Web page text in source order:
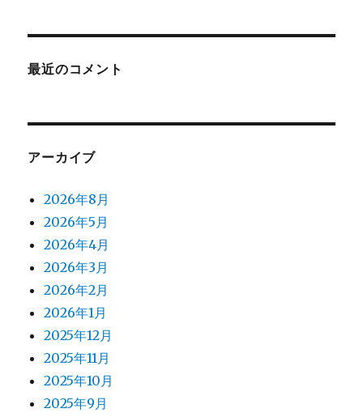
最近のコメント
アーカイブ
2026年8月
2026年5月
2026年4月
2026年3月
2026年2月
2026年1月
2025年12月
2025年11月
2025年10月
2025年9月